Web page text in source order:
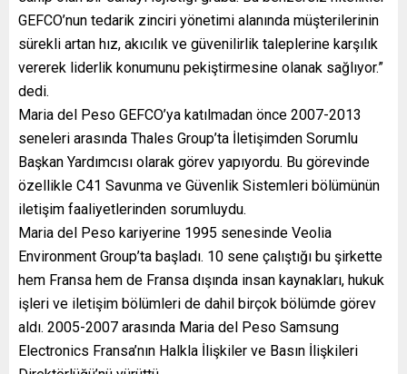
GEFCO’nun tedarik zinciri yönetimi alanında müşterilerinin
sürekli artan hız, akıcılık ve güvenilirlik taleplerine karşılık
vererek liderlik konumunu pekiştirmesine olanak sağlıyor.”
dedi.
Maria del Peso GEFCO’ya katılmadan önce 2007-2013
seneleri arasında Thales Group’ta İletişimden Sorumlu
Başkan Yardımcısı olarak görev yapıyordu. Bu görevinde
özellikle C41 Savunma ve Güvenlik Sistemleri bölümünün
iletişim faaliyetlerinden sorumluydu.
Maria del Peso kariyerine 1995 senesinde Veolia
Environment Group’ta başladı. 10 sene çalıştığı bu şirkette
hem Fransa hem de Fransa dışında insan kaynakları, hukuk
işleri ve iletişim bölümleri de dahil birçok bölümde görev
aldı. 2005-2007 arasında Maria del Peso Samsung
Electronics Fransa’nın Halkla İlişkiler ve Basın İlişkileri